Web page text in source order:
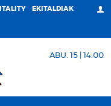
EKITALDIAK
ABU. 15 | 14:00